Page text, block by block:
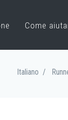
Come
Italiano